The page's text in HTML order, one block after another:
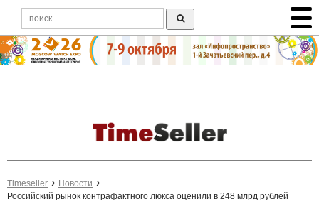
Timeseller
Новости
Российский рынок контрафактного люкса оценили в 248 млрд рублей